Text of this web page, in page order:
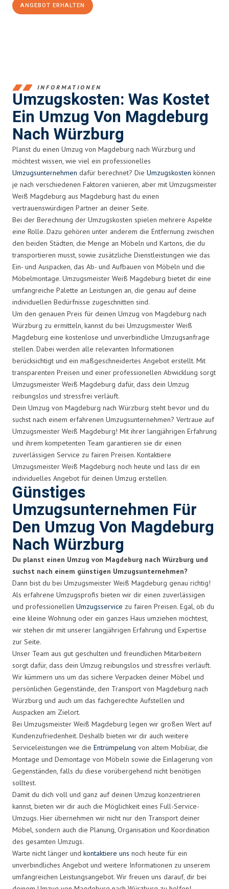
ANGEBOT ERHALTEN
INFORMATIONEN
Umzugskosten: Was Kostet
Ein Umzug Von Magdeburg
Nach Würzburg
Planst du einen Umzug von Magdeburg nach Würzburg und
möchtest wissen, wie viel ein professionelles
Umzugsunternehmen dafür berechnet? Die Umzugskosten können
je nach verschiedenen Faktoren variieren, aber mit Umzugsmeister
Weiß Magdeburg aus Magdeburg hast du einen
vertrauenswürdigen Partner an deiner Seite.
Bei der Berechnung der Umzugskosten spielen mehrere Aspekte
eine Rolle. Dazu gehören unter anderem die Entfernung zwischen
den beiden Städten, die Menge an Möbeln und Kartons, die du
transportieren musst, sowie zusätzliche Dienstleistungen wie das
Ein- und Auspacken, das Ab- und Aufbauen von Möbeln und die
Möbelmontage. Umzugsmeister Weiß Magdeburg bietet dir eine
umfangreiche Palette an Leistungen an, die genau auf deine
individuellen Bedürfnisse zugeschnitten sind.
Um den genauen Preis für deinen Umzug von Magdeburg nach
Würzburg zu ermitteln, kannst du bei Umzugsmeister Weiß
Magdeburg eine kostenlose und unverbindliche Umzugsanfrage
stellen. Dabei werden alle relevanten Informationen
berücksichtigt und ein maßgeschneidertes Angebot erstellt. Mit
transparenten Preisen und einer professionellen Abwicklung sorgt
Umzugsmeister Weiß Magdeburg dafür, dass dein Umzug
reibungslos und stressfrei verläuft.
Dein Umzug von Magdeburg nach Würzburg steht bevor und du
suchst nach einem erfahrenen Umzugsunternehmen? Vertraue auf
Umzugsmeister Weiß Magdeburg! Mit ihrer langjährigen Erfahrung
und ihrem kompetenten Team garantieren sie dir einen
zuverlässigen Service zu fairen Preisen. Kontaktiere
Umzugsmeister Weiß Magdeburg noch heute und lass dir ein
individuelles Angebot für deinen Umzug erstellen.
Günstiges
Umzugsunternehmen Für
Den Umzug Von Magdeburg
Nach Würzburg
Du planst einen Umzug von Magdeburg nach Würzburg und
suchst nach einem günstigen Umzugsunternehmen?
Dann bist du bei Umzugsmeister Weiß Magdeburg genau richtig!
Als erfahrene Umzugsprofis bieten wir dir einen zuverlässigen
und professionellen Umzugsservice zu fairen Preisen. Egal, ob du
eine kleine Wohnung oder ein ganzes Haus umziehen möchtest,
wir stehen dir mit unserer langjährigen Erfahrung und Expertise
zur Seite.
Unser Team aus gut geschulten und freundlichen Mitarbeitern
sorgt dafür, dass dein Umzug reibungslos und stressfrei verläuft.
Wir kümmern uns um das sichere Verpacken deiner Möbel und
persönlichen Gegenstände, den Transport von Magdeburg nach
Würzburg und auch um das fachgerechte Aufstellen und
Auspacken am Zielort.
Bei Umzugsmeister Weiß Magdeburg legen wir großen Wert auf
Kundenzufriedenheit. Deshalb bieten wir dir auch weitere
Serviceleistungen wie die Entrümpelung von altem Mobiliar, die
Montage und Demontage von Möbeln sowie die Einlagerung von
Gegenständen, falls du diese vorübergehend nicht benötigen
solltest.
Damit du dich voll und ganz auf deinen Umzug konzentrieren
kannst, bieten wir dir auch die Möglichkeit eines Full-Service-
Umzugs. Hier übernehmen wir nicht nur den Transport deiner
Möbel, sondern auch die Planung, Organisation und Koordination
des gesamten Umzugs.
Warte nicht länger und kontaktiere uns noch heute für ein
unverbindliches Angebot und weitere Informationen zu unserem
umfangreichen Leistungsangebot. Wir freuen uns darauf, dir bei